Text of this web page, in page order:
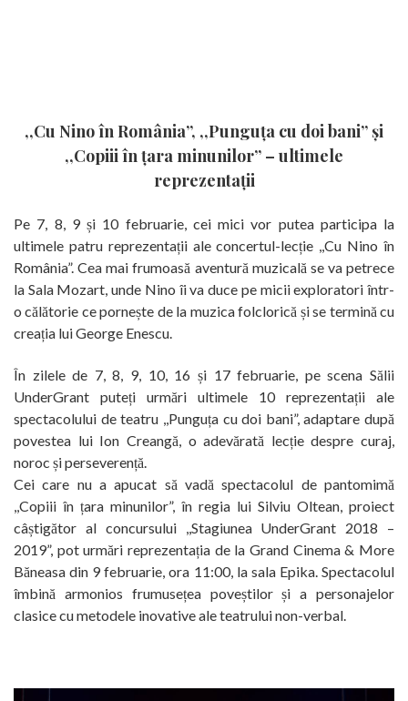
,,Cu Nino în România”, ,,Punguța cu doi bani” și
,,Copiii în țara minunilor” – ultimele
reprezentații
Pe 7, 8, 9 și 10 februarie, cei mici vor putea participa la
ultimele patru reprezentații ale concertul-lecție ,,Cu Nino în
România”. Cea mai frumoasă aventură muzicală se va petrece
la Sala Mozart, unde Nino îi va duce pe micii exploratori într-
o călătorie ce pornește de la muzica folclorică și se termină cu
creația lui George Enescu.
În zilele de 7, 8, 9, 10, 16 și 17 februarie, pe scena Sălii
UnderGrant puteți urmări ultimele 10 reprezentații ale
spectacolului de teatru ,,Punguța cu doi bani”, adaptare după
povestea lui Ion Creangă, o adevărată lecție despre curaj,
noroc și perseverență.
Cei care nu a apucat să vadă spectacolul de pantomimă
,,Copiii în țara minunilor”, în regia lui Silviu Oltean, proiect
câștigător al concursului ,,Stagiunea UnderGrant 2018 –
2019”, pot urmări reprezentația de la Grand Cinema & More
Băneasa din 9 februarie, ora 11:00, la sala Epika. Spectacolul
îmbină armonios frumusețea poveștilor și a personajelor
clasice cu metodele inovative ale teatrului non-verbal.